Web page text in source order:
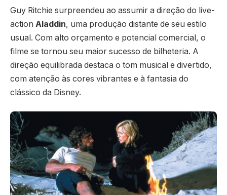
Guy Ritchie surpreendeu ao assumir a direção do live-
action Aladdin, uma produção distante de seu estilo
usual. Com alto orçamento e potencial comercial, o
filme se tornou seu maior sucesso de bilheteria. A
direção equilibrada destaca o tom musical e divertido,
com atenção às cores vibrantes e à fantasia do
clássico da Disney.